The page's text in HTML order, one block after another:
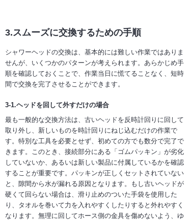
3.スムーズに交換するための手順
シャワーヘッドの交換は、基本的には難しい作業ではありま
せんが、いくつかのパターンが考えられます。あらかじめ手
順を確認しておくことで、作業当日に慌てることなく、短時
間で交換を完了させることができます。
3-1.ヘッドを回して外すだけの場合
最も一般的な交換方法は、古いヘッドを反時計回りに回して
取り外し、新しいものを時計回りにねじ込むだけの作業で
す。特別な工具を必要とせず、初めての方でも数分で完了で
きます。このとき、接続部分にある「ゴムパッキン」が劣化
していないか、あるいは新しい製品に付属しているかを確認
することが重要です。パッキンが正しくセットされていない
と、隙間から水が漏れる原因となります。もし古いヘッドが
硬くて回らない場合は、滑り止めのついた手袋を使用した
り、タオルを巻いて力を入れやすくしたりすると外れやすく
なります。無理に回してホース側の金具を傷めないよう、ゆ